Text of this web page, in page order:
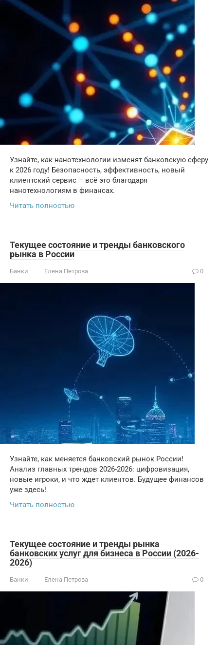
Узнайте, как нанотехнологии изменят банковскую сферу
к 2026 году! Безопасность, эффективность, новый
клиентский сервис – всё это благодаря
нанотехнологиям в финансах.
Читать полностью
Текущее состояние и тренды банковского
рынка в России
Банки Елена Петрова 0
Узнайте, как меняется банковский рынок России!
Анализ главных трендов 2026-2026: цифровизация,
новые игроки, и что ждет клиентов. Будущее финансов
уже здесь!
Читать полностью
Текущее состояние и тренды рынка
банковских услуг для бизнеса в России (2026-
2026)
Банки Елена Петрова 0